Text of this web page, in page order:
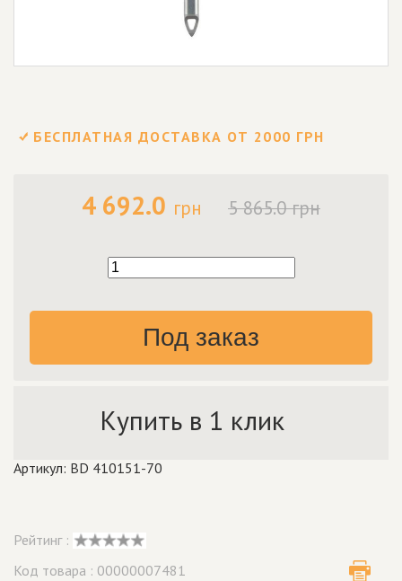
БЕСПЛАТНАЯ ДОСТАВКА ОТ 2000 ГРН
4 692.0 грн 5 865.0 грн
Под заказ
Купить в 1 клик
Артикул: BD 410151-70
Рейтинг :
Код товара : 00000007481